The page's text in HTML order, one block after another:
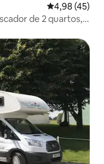
4,98 de uma
4,98 (45)
de 2 quartos,